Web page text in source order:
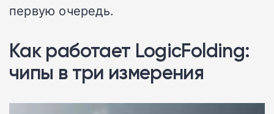
первую очередь.
Как работает LogicFolding:
чипы в три измерения